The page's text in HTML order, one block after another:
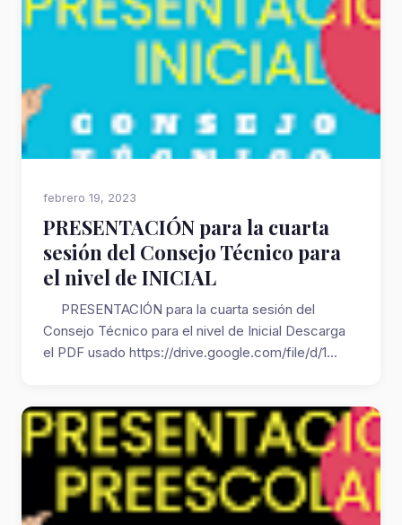
febrero 19, 2023
PRESENTACIÓN para la cuarta
sesión del Consejo Técnico para
el nivel de INICIAL
PRESENTACIÓN para la cuarta sesión del
Consejo Técnico para el nivel de Inicial Descarga
el PDF usado https://drive.google.com/file/d/1...